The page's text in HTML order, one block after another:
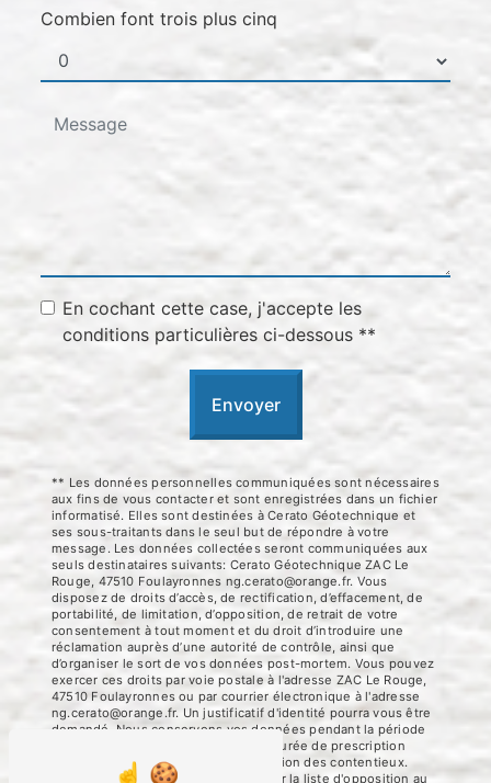
Combien font trois plus cinq
En cochant cette case, j'accepte les
conditions particulières ci-dessous **
Envoyer
** Les données personnelles communiquées sont nécessaires
aux fins de vous contacter et sont enregistrées dans un fichier
informatisé. Elles sont destinées à Cerato Géotechnique et
ses sous-traitants dans le seul but de répondre à votre
message. Les données collectées seront communiquées aux
seuls destinataires suivants: Cerato Géotechnique ZAC Le
Rouge, 47510 Foulayronnes ng.cerato@orange.fr. Vous
disposez de droits d’accès, de rectification, d’effacement, de
portabilité, de limitation, d’opposition, de retrait de votre
consentement à tout moment et du droit d’introduire une
réclamation auprès d’une autorité de contrôle, ainsi que
d’organiser le sort de vos données post-mortem. Vous pouvez
exercer ces droits par voie postale à l'adresse ZAC Le Rouge,
47510 Foulayronnes ou par courrier électronique à l'adresse
ng.cerato@orange.fr. Un justificatif d'identité pourra vous être
demandé. Nous conservons vos données pendant la période
de prise de contact puis pendant la durée de prescription
légale aux fins probatoires et de gestion des contentieux.
Vous avez le droit de vous inscrire sur la liste d'opposition au